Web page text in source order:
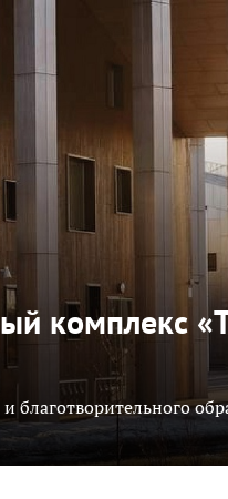
комплекс
благотворительного